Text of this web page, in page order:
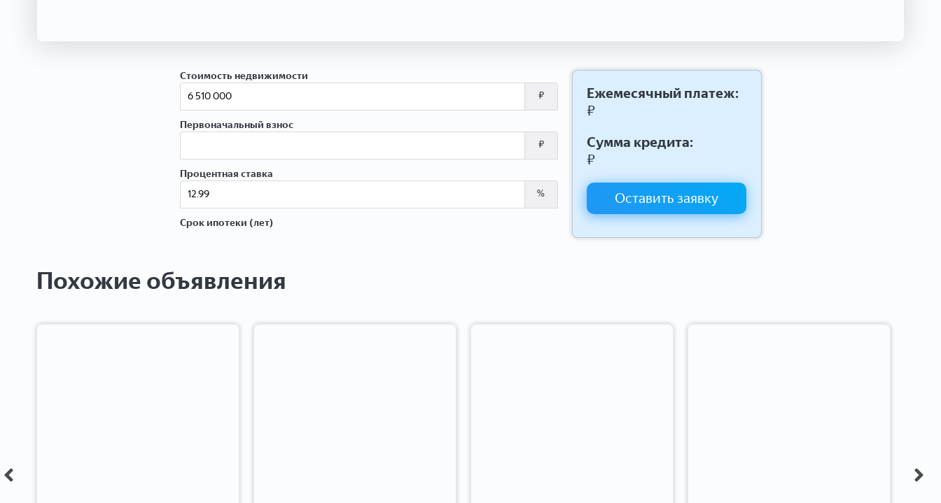
Стоимость недвижимости
₽
Первоначальный взнос
₽
Процентная ставка
%
Срок ипотеки (лет)
Ежемесячный платеж:
₽
Сумма кредита:
₽
Оставить заявку
Похожие объявления